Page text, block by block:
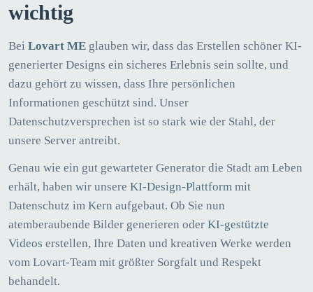
wichtig
Bei Lovart ME glauben wir, dass das Erstellen schöner KI-
generierter Designs ein sicheres Erlebnis sein sollte, und
dazu gehört zu wissen, dass Ihre persönlichen
Informationen geschützt sind. Unser
Datenschutzversprechen ist so stark wie der Stahl, der
unsere Server antreibt.
Genau wie ein gut gewarteter Generator die Stadt am Leben
erhält, haben wir unsere KI-Design-Plattform mit
Datenschutz im Kern aufgebaut. Ob Sie nun
atemberaubende Bilder generieren oder KI-gestützte
Videos erstellen, Ihre Daten und kreativen Werke werden
vom Lovart-Team mit größter Sorgfalt und Respekt
behandelt.